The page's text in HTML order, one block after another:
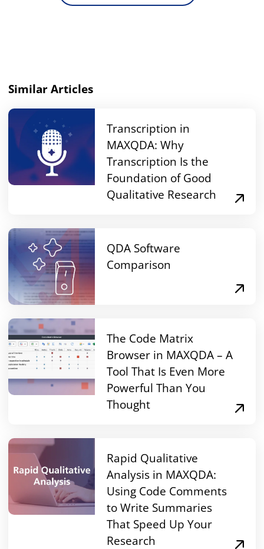
Similar Articles
Transcription in
MAXQDA: Why
Transcription Is the
Foundation of Good
Qualitative Research
QDA Software
Comparison
The Code Matrix
Browser in MAXQDA – A
Tool That Is Even More
Powerful Than You
Thought
Rapid Qualitative
Analysis in MAXQDA:
Using Code Comments
to Write Summaries
That Speed Up Your
Research